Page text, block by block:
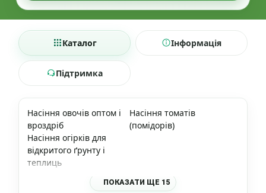
Каталог Інформація
Підтримка
Насіння овочів оптом і
вроздріб
Насіння томатів
(помідорів)
Насіння огірків для
відкритого ґрунту і
теплиць
ПОКАЗАТИ ЩЕ 15